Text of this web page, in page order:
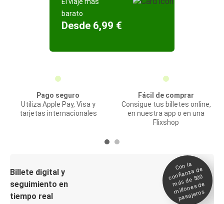
barato
Desde 6,99 €
Pago seguro
Utiliza Apple Pay, Visa y
tarjetas internacionales
Fácil de comprar
Consigue tus billetes online,
en nuestra app o en una
Flixshop
Billete digital y
seguimiento en
tiempo real
Con la
confianza de
más de 500
millones de
pasajeros